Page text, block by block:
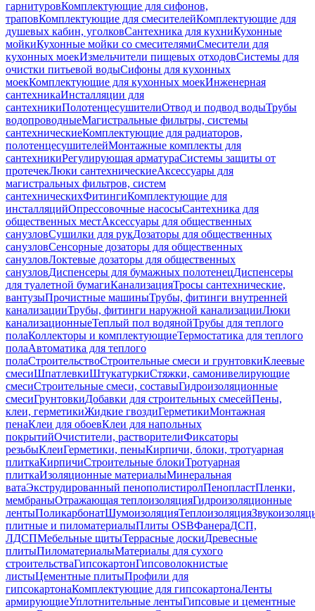
гарнитуровКомплектующие для сифонов,
траповКомплектующие для смесителейКомплектующие для
душевых кабин, уголковСантехника для кухниКухонные
мойкиКухонные мойки со смесителямиСмесители для
кухонных моекИзмельчители пищевых отходовСистемы для
очистки питьевой водыСифоны для кухонных
моекКомплектующие для кухонных моекИнженерная
сантехникаИнсталляции для
сантехникиПолотенцесушителиОтвод и подвод водыТрубы
водопроводныеМагистральные фильтры, системы
сантехническиеКомплектующие для радиаторов,
полотенцесушителейМонтажные комплекты для
сантехникиРегулирующая арматураСистемы защиты от
протечекЛюки сантехническиеАксессуары для
магистральных фильтров, систем
сантехническихФитингиКомплектующие для
инсталляцийОпрессовочные насосыСантехника для
общественных местАксессуары для общественных
санузловСушилки для рукДозаторы для общественных
санузловСенсорные дозаторы для общественных
санузловЛоктевые дозаторы для общественных
санузловДиспенсеры для бумажных полотенецДиспенсеры
для туалетной бумагиКанализацияТросы сантехнические,
вантузыПрочистные машиныТрубы, фитинги внутренней
канализацииТрубы, фитинги наружной канализацииЛюки
канализационныеТеплый пол водянойТрубы для теплого
полаКоллекторы и комплектующиеТермостатика для теплого
полаАвтоматика для теплого
полаСтроительствоСтроительные смеси и грунтовкиКлеевые
смесиШпатлевкиШтукатуркиСтяжки, самонивелирующие
смесиСтроительные смеси, составыГидроизоляционные
смесиГрунтовкиДобавки для строительных смесейПены,
клеи, герметикиЖидкие гвоздиГерметикиМонтажная
пенаКлеи для обоевКлеи для напольных
покрытийОчистители, растворителиФиксаторы
резьбыКлеиГерметики, пеныКирпичи, блоки, тротуарная
плиткаКирпичиСтроительные блокиТротуарная
плиткаИзоляционные материалыМинеральная
ватаЭкструдированный пенополистиролПенопластПленки,
мембраныОтражающая теплоизоляцияГидроизоляционные
лентыПоликарбонатШумоизоляцияТеплоизоляция
плитные и пиломатериалыПлиты OSBФанераДСП,
ЛДСПМебельные щитыТеррасные доскиДревесные
плитыПиломатериалыМатериалы для сухого
строительстваГипсокартонГипсоволокнистые
листыЦементные плитыПрофили для
гипсокартонаКомплектующие для гипсокартонаЛенты
армирующиеУплотнительные лентыГипсовые и цементные